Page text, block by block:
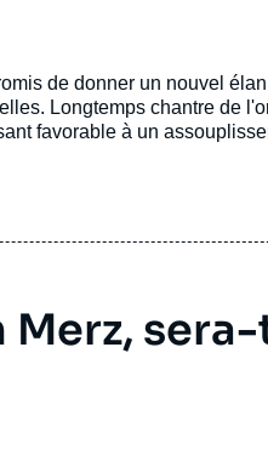
de donner un nouvel
Longtemps chantre de
favorable à un
davantage dans la défense.